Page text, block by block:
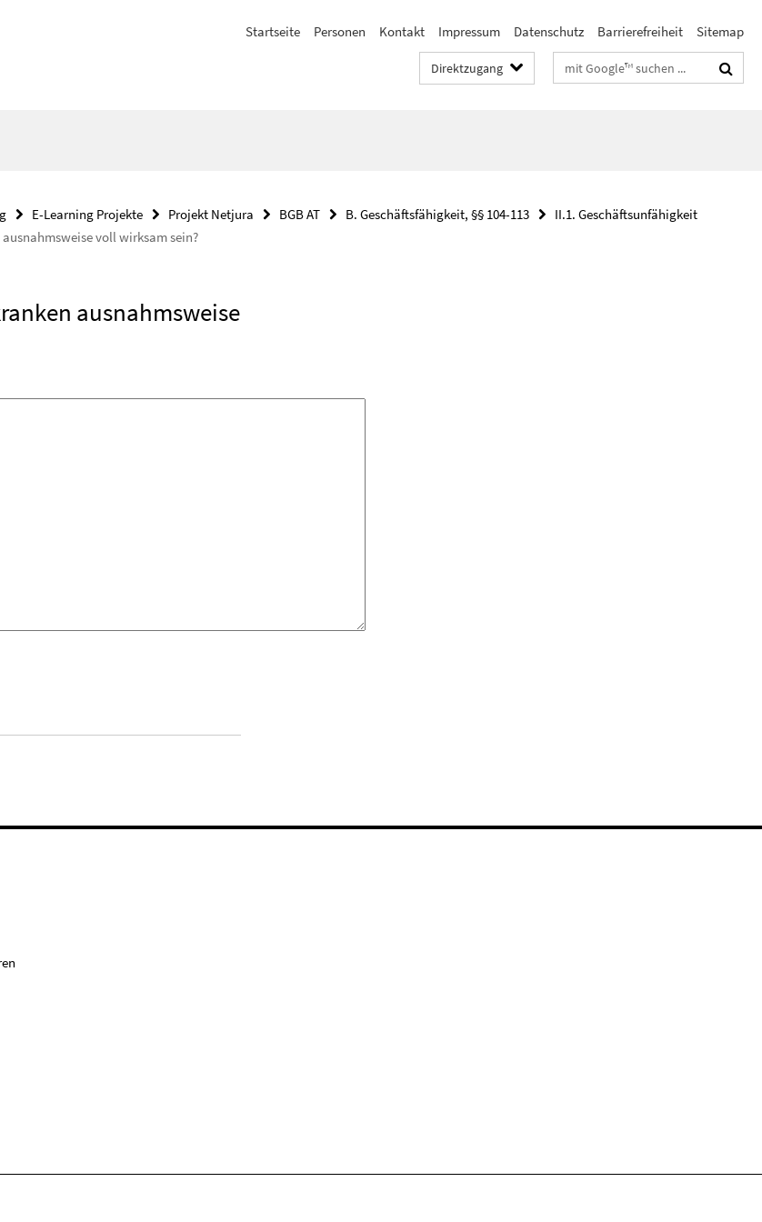
Startseite Personen Kontakt Impressum Datenschutz Barrierefreiheit Sitemap
Direktzugang Suchbegriffe
E-Learning Projekte Projekt Netjura BGB AT B. Geschäftsfähigkeit, §§ 104-113
II.1. Geschäftsunfähigkeit
voll wirksam sein?
ausnahmsweise